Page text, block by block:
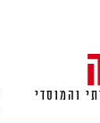
והמוסדי